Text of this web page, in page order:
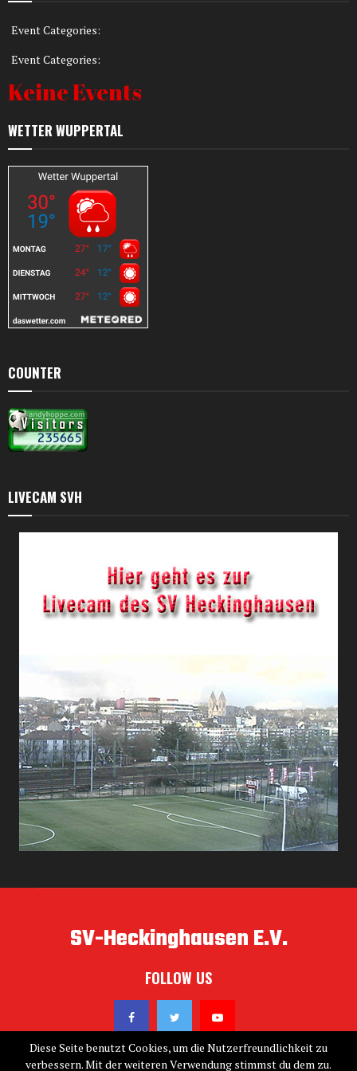
Event Categories:
Event Categories:
Keine Events
WETTER WUPPERTAL
COUNTER
LIVECAM SVH
SV-Heckinghausen E.V.
FOLLOW US
Diese Seite benutzt Cookies, um die Nutzerfreundlichkeit zu
verbessern. Mit der weiteren Verwendung stimmst du dem zu.